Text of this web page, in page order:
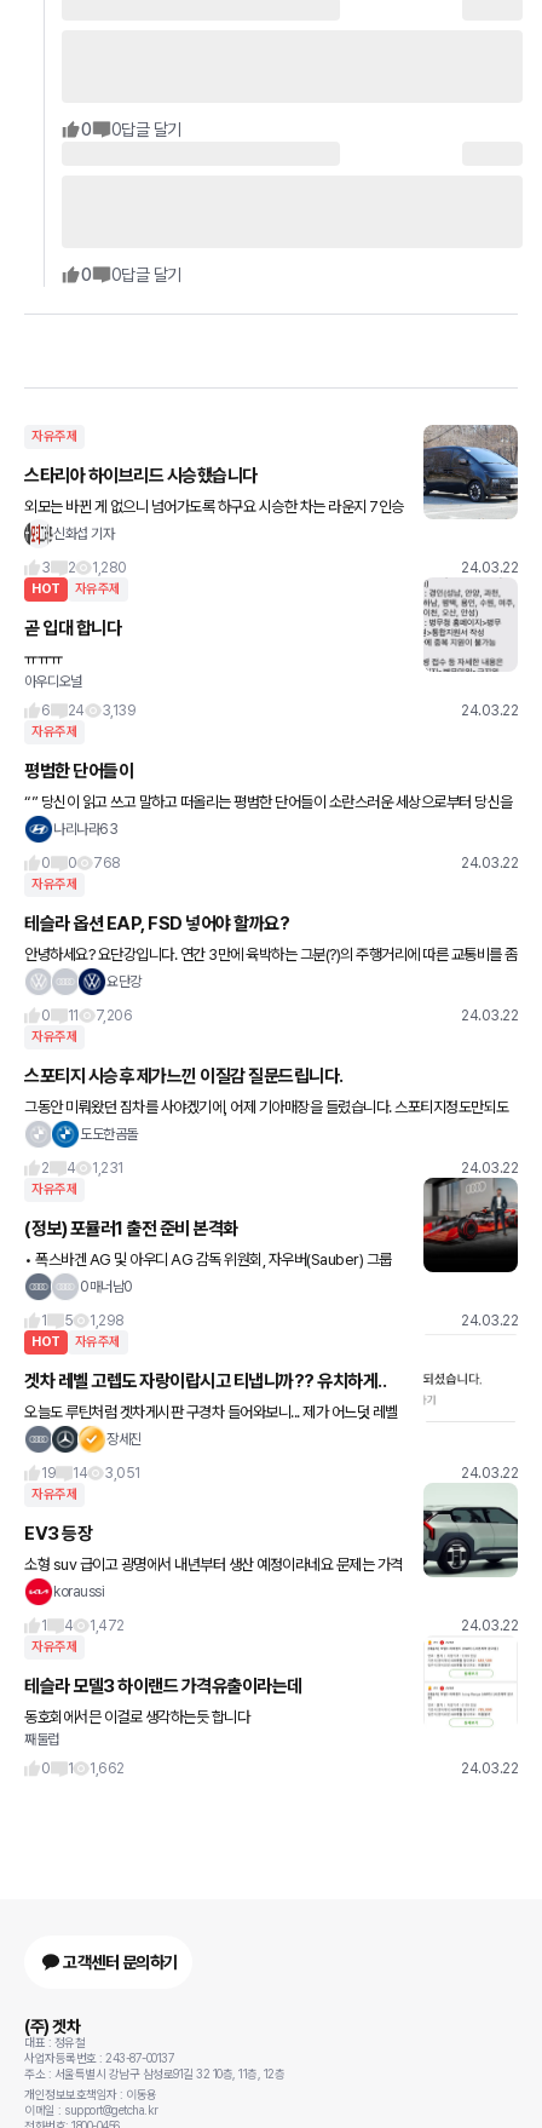
0 0답글 달기
0 0답글 달기
자유주제
스타리아 하이브리드 시승했습니다
외모는 바뀐 게 없으니 넘어가도록 하구요 시승한 차는 라운지 7인승
풀 옵션이었습니다 차가 무거운 만큼 확실히 기존 1.6 터보 하이브리
신화섭 기자
3
2 1,280 24.03.22
HOT 자유주제
곧 입대 합니다
ㅠㅠㅠ
아우디오널
6
24 3,139 24.03.22
자유주제
평범한 단어들이
“” 당신이 읽고 쓰고 말하고 떠올리는 평범한 단어들이 소란스러운 세상으로부터 당신을
지켜줄지 모릅니다.. “” - 보편의단어 (이기주) 좋은아침요 ~~
나리나라63
0
0 768 24.03.22
자유주제
테슬라 옵션 EAP, FSD 넣어야 할까요?
안녕하세요? 요단강입니다. 연간 3만에 육박하는 그분(?)의 주행거리에 따른 교통비를 좀
줄여보고자 모델3 하이랜드를 고려중입니다. 휠이나 색상 옵션은 그려려니 하겠는데 EA
요단강
0
11 7,206 24.03.22
자유주제
스포티지 시승후 제가느낀 이질감 질문드립니다.
그동안 미뤄왔던 짐차를 사야겠기에, 어제 기아매장을 들렸습니다. 스포티지정도만되도
충분하겠다싶어 마침 차가있어 시승을 했더랬죠. 하이브리드는 아니었습니다. 출발을하
도도한곰돌
2
4 1,231 24.03.22
자유주제
(정보) 포뮬러1 출전 준비 본격화
• 폭스바겐 AG 및 아우디 AG 감독 위원회, 자우버(Sauber) 그룹
인수 결정 • 올리버 호프만(Oliver Hoffmann) CTO, 자우버 그룹
0매너남0
1
5 1,298 24.03.22
HOT 자유주제
겟차 레벨 고렙도 자랑이랍시고 티냅니까?? 유치하게..
오늘도 루틴처럼 겟차게시판 구경차 들어와보니... 제가 어느덧 레벨
105에 올라갔다고 메세지가 왔네요. ㅋ 일단 저는 조금 자랑(?)스럽
장세진
19
14 3,051 24.03.22
자유주제
EV3 등장
소형 suv 급이고 광명에서 내년부터 생산 예정이라네요 문제는 가격
이겠죠 ?koraussi
1
4 1,472 24.03.22
자유주제
테슬라 모델3 하이랜드 가격유출이라는데
동호회에서믄 이걸로 생각하는듯 합니다
째둘럽
0
1 1,662 24.03.22
고객센터 문의하기
(주) 겟차
대표 : 정유철
사업자등록번호 : 243-87-00137
주소 : 서울특별시 강남구 삼성로91길 32 10층, 11층, 12층
개인정보보호책임자 : 이동용
이메일 : support@getcha.kr